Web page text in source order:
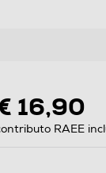
16,90
RAEE